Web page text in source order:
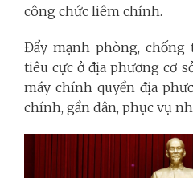
công chức liêm chính.
Đẩy mạnh phòng, chống
tiêu cực ở địa phương cơ
máy chính quyền địa
chính, gần dân, phục vụ